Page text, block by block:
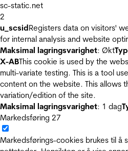
sc-static.net
2
u_scsidRegisters data on visitors'
for internal analysis and website
Maksimal lagringsvarighet: Økt
X-ABThis cookie is used by the
multi-variate testing. This is a tool
content on the website. This allows
variation/edition of the site.
Maksimal lagringsvarighet: 1 dag
Markedsføring 27
Markedsførings-cookies brukes til å